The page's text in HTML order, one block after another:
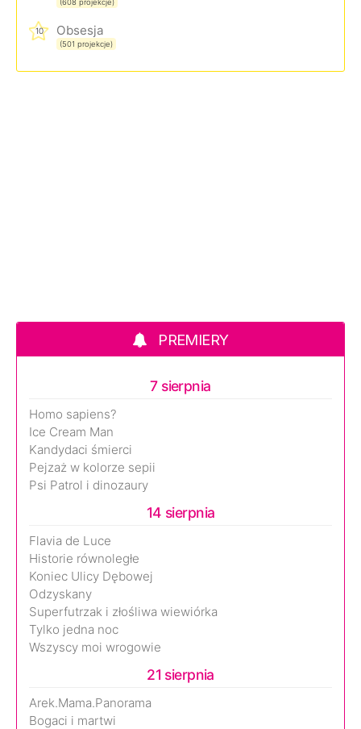
10 Obsesja
(501 projekcje)
PREMIERY
7 sierpnia
Homo sapiens?
Ice Cream Man
Kandydaci śmierci
Pejzaż w kolorze sepii
Psi Patrol i dinozaury
14 sierpnia
Flavia de Luce
Historie równoległe
Koniec Ulicy Dębowej
Odzyskany
Superfutrzak i złośliwa wiewiórka
Tylko jedna noc
Wszyscy moi wrogowie
21 sierpnia
Arek.Mama.Panorama
Bogaci i martwi